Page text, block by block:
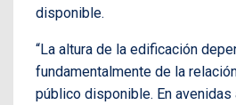
disponible.
“La altura de la edificación
fundamentalmente de la
público disponible. En